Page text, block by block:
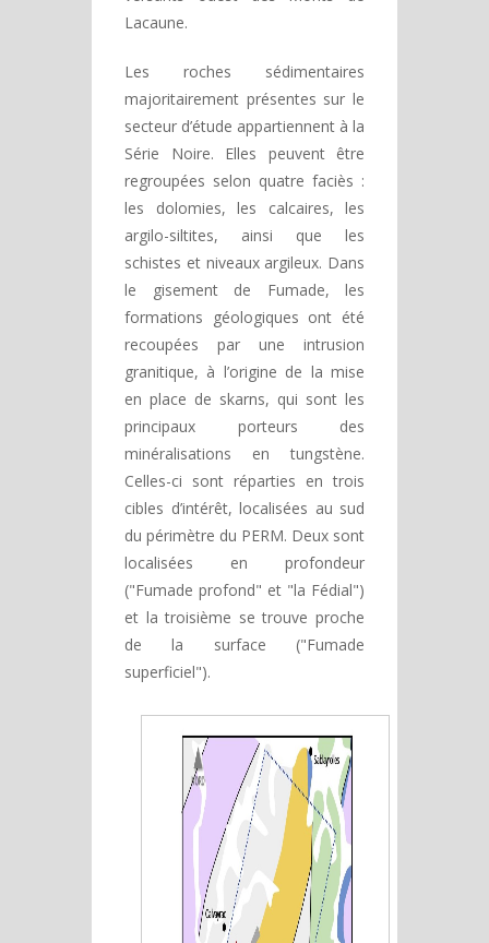
Lacaune.
Les roches sédimentaires
majoritairement présentes sur le
secteur d’étude appartiennent à la
Série Noire. Elles peuvent être
regroupées selon quatre faciès :
les dolomies, les calcaires, les
argilo-siltites, ainsi que les
schistes et niveaux argileux. Dans
le gisement de Fumade, les
formations géologiques ont été
recoupées par une intrusion
granitique, à l’origine de la mise
en place de skarns, qui sont les
principaux porteurs des
minéralisations en tungstène.
Celles-ci sont réparties en trois
cibles d’intérêt, localisées au sud
du périmètre du PERM. Deux sont
localisées en profondeur
("Fumade profond" et "la Fédial")
et la troisième se trouve proche
de la surface ("Fumade
superficiel").